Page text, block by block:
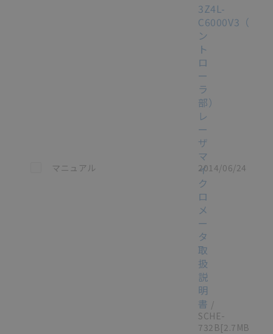
この資料を選択
マニュアル
3Z4L-
C6000V3（コ
ン
ト
ロ
ー
ラ
部）
レ
ー
ザ
マ
イ
ク
ロ
メ
ー
タ
取
扱
説
明
書 /
SCHE-
732B[2.7MB]
2014/06/24